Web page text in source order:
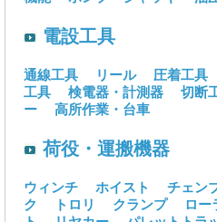
電設工具
通線工具 リール 圧着工具
工具
検電器・計測器 切断
ー
高所作業・台車
荷役・運搬機器
ウィンチ ホイスト チェン
ク
トロリ クランプ ロー